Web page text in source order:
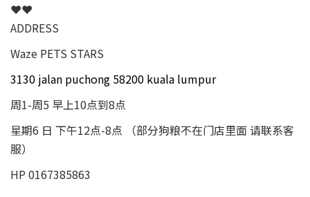
❤❤
ADDRESS
Waze PETS STARS
3130 jalan puchong 58200 kuala lumpur
周1-周5 早上10点到8点
星期6 日 下午12点-8点 （部分狗粮不在门店里面 请联系客
服）
HP 0167385863